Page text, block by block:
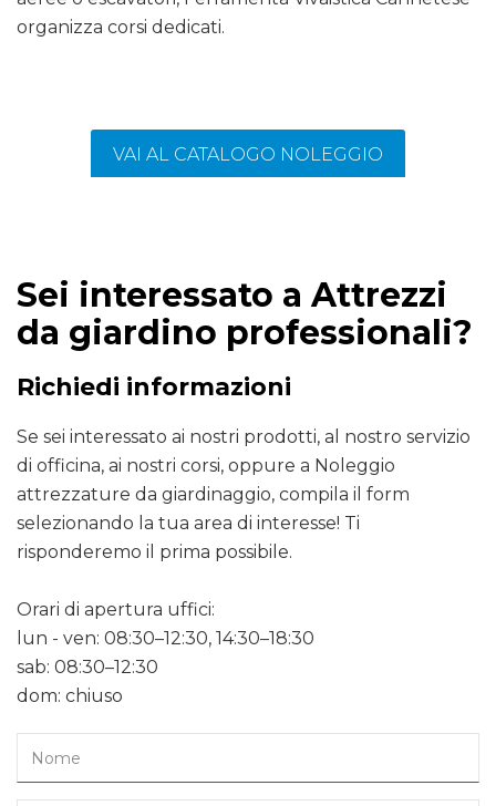
organizza corsi dedicati.
VAI AL CATALOGO NOLEGGIO
Sei interessato a Attrezzi
da giardino professionali?
Richiedi informazioni
Se sei interessato ai nostri prodotti, al nostro servizio
di officina, ai nostri corsi, oppure a Noleggio
attrezzature da giardinaggio, compila il form
selezionando la tua area di interesse! Ti
risponderemo il prima possibile.
Orari di apertura uffici:
lun - ven: 08:30–12:30, 14:30–18:30
sab: 08:30–12:30
dom: chiuso